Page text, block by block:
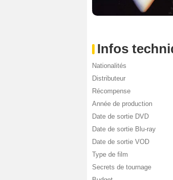
Infos
Nationalités
Distributeur
Récompense
Année de production
Date de sortie DVD
Date de sortie Blu-ray
Date de sortie VOD
Type de film
Secrets de tournage